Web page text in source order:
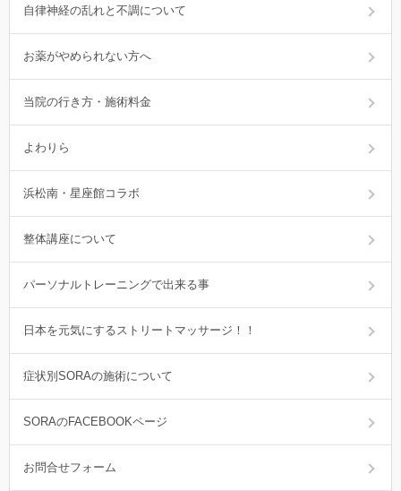
自律神経の乱れと不調について
お薬がやめられない方へ
当院の行き方・施術料金
よわりら
浜松南・星座館コラボ
整体講座について
パーソナルトレーニングで出来る事
日本を元気にするストリートマッサージ！！
症状別SORAの施術について
SORAのFACEBOOKページ
お問合せフォーム